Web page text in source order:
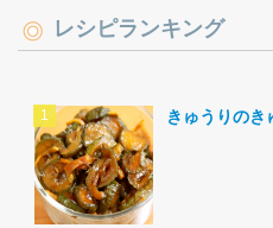
レシピランキング
きゅうりのき